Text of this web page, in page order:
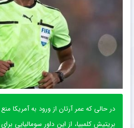
در حالی که عمر آرتان از ورود به آمریکا
بریتیش کلمبیا، از این داور سومالیایی